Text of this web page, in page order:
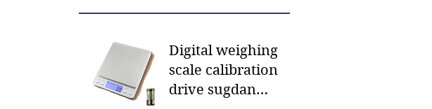
Digital weighing
scale calibration
drive sugdan